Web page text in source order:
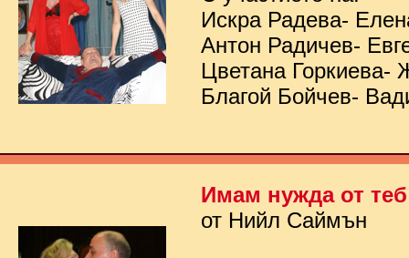
Искра Радева-
Антон Радичев-
Цветана Горкиева-
Благой Бойчев-
Имам нужда от теб
от Нийл Саймън